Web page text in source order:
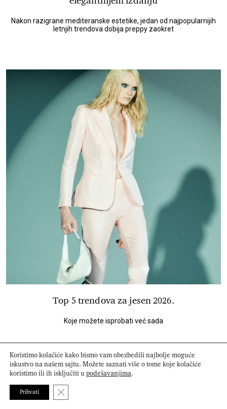
Nakon razigrane mediteranske estetike, jedan od najpopularnijih
letnjih trendova dobija preppy zaokret
Top 5 trendova za jesen 2026.
Koje možete isprobati već sada
Koristimo kolačiće kako bismo vam obezbedili najbolje moguće
iskustvo na našem sajtu. Možete saznati više o tome koje kolačiće
koristimo ili ih isključiti upodešavanjima.
Prihvati Close GDPR Cookie Banner